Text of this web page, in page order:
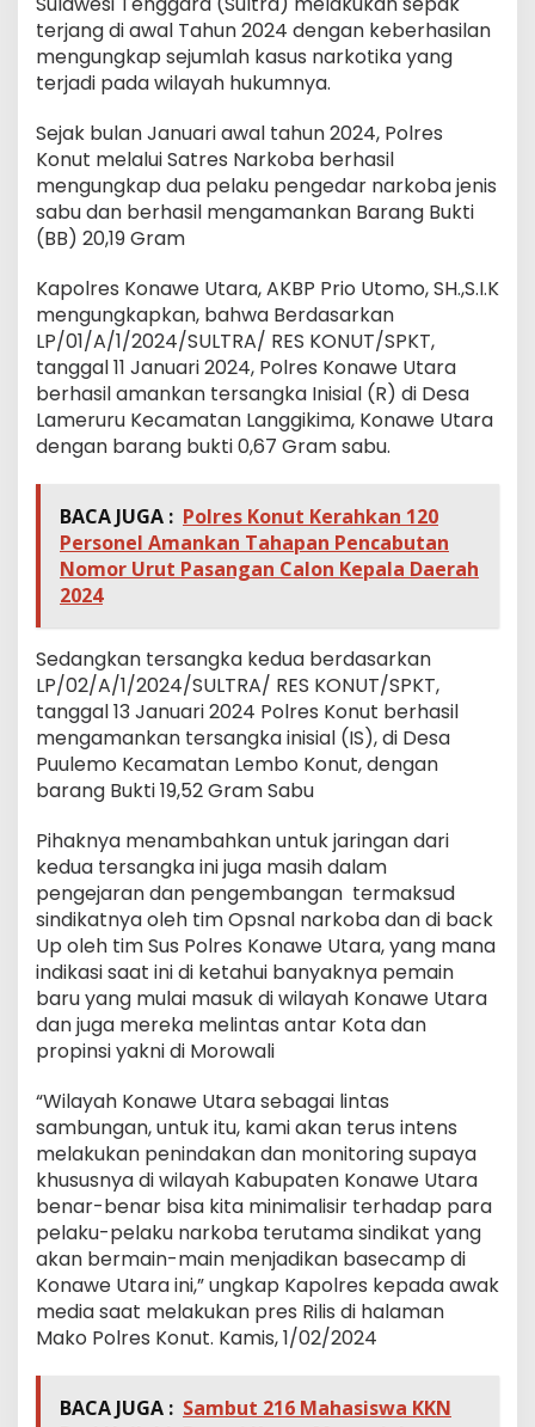
terjang di awal Tahun 2024 dengan keberhasilan
mengungkap sejumlah kasus narkotika yang
terjadi pada wilayah hukumnya.
Sejak bulan Januari awal tahun 2024, Polres
Konut melalui Satres Narkoba berhasil
mengungkap dua pelaku pengedar narkoba jenis
sabu dan berhasil mengamankan Barang Bukti
(BB) 20,19 Gram
Kapolres Konawe Utara, AKBP Prio Utomo, SH.,S.I.K
mengungkapkan, bahwa Berdasarkan
LP/01/A/1/2024/SULTRA/ RES KONUT/SPKT,
tanggal 11 Januari 2024, Polres Konawe Utara
berhasil amankan tersangka Inisial (R) di Desa
Lameruru Kecamatan Langgikima, Konawe Utara
dengan barang bukti 0,67 Gram sabu.
BACA JUGA : Polres Konut Kerahkan 120
Personel Amankan Tahapan Pencabutan
Nomor Urut Pasangan Calon Kepala Daerah
2024
Sedangkan tersangka kedua berdasarkan
LP/02/A/1/2024/SULTRA/ RES KONUT/SPKT,
tanggal 13 Januari 2024 Polres Konut berhasil
mengamankan tersangka inisial (IS), di Desa
Puulemo Kесamatan Lembo Konut, dengan
barang Bukti 19,52 Gram Sabu
Pihaknya menambahkan untuk jaringan dari
kedua tersangka ini juga masih dalam
pengejaran dan pengembangan termaksud
sindikatnya oleh tim Opsnal narkoba dan di back
Up oleh tim Sus Polres Konawe Utara, yang mana
indikasi saat ini di ketahui banyaknya pemain
baru yang mulai masuk di wilayah Konawe Utara
dan juga mereka melintas antar Kota dan
propinsi yakni di Morowali
“Wilayah Konawe Utara sebagai lintas
sambungan, untuk itu, kami akan terus intens
melakukan penindakan dan monitoring supaya
khususnya di wilayah Kabupaten Konawe Utara
benar-benar bisa kita minimalisir terhadap para
pelaku-pelaku narkoba terutama sindikat yang
akan bermain-main menjadikan basecamp di
Konawe Utara ini,” ungkap Kapolres kepada awak
media saat melakukan pres Rilis di halaman
Mako Polres Konut. Kamis, 1/02/2024
BACA JUGA : Sambut 216 Mahasiswa KKN